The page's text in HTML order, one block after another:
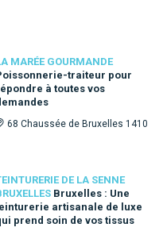
MARÉE GOURMANDE
traiteur pour
à toutes vos
68 Chaussée de Bruxelles 1410
DE LA SENNE
Bruxelles : Une
artisanale de luxe
prend soin de vos tissus